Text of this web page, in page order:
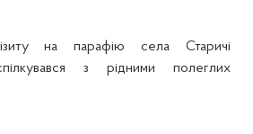
на парафію села Старичі
з рідними полеглих